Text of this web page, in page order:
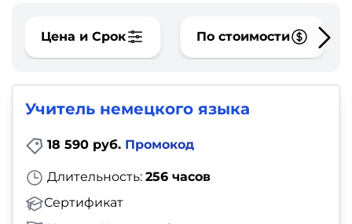
Цена и Срок По стоимости
Учитель немецкого языка
18 590 руб. Промокод
Длительность: 256 часов
Сертификат
фото,
Маркетинг
Иностранный
язык